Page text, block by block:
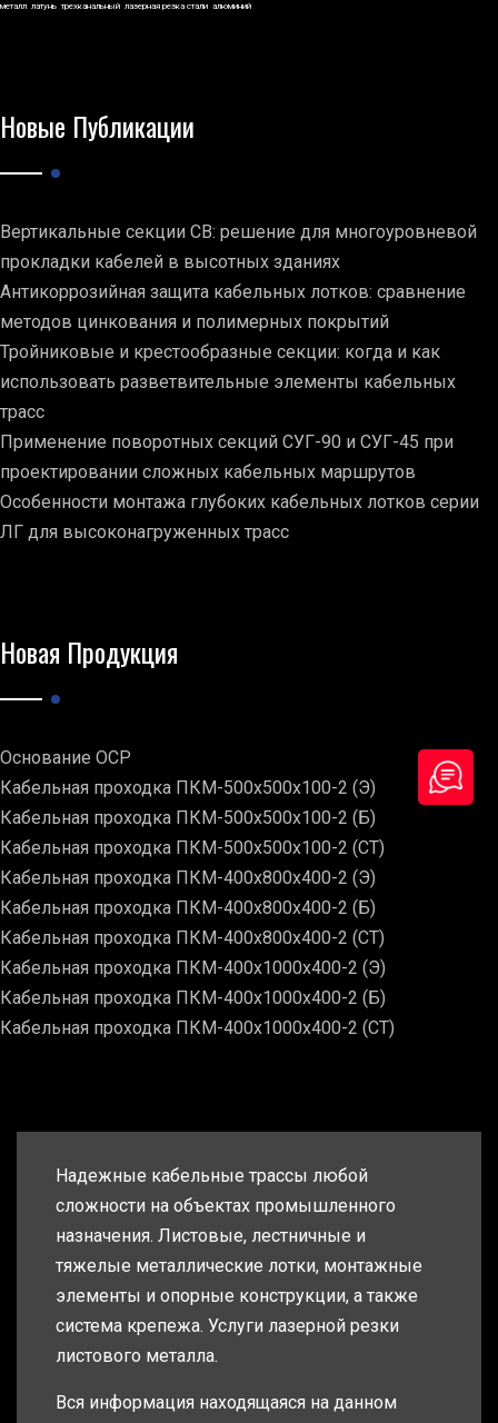
металл латунь трехканальный лазерная резка стали алюминий
Новые Публикации
Вертикальные секции СВ: решение для многоуровневой
прокладки кабелей в высотных зданиях
Антикоррозийная защита кабельных лотков: сравнение
методов цинкования и полимерных покрытий
Тройниковые и крестообразные секции: когда и как
использовать разветвительные элементы кабельных
трасс
Применение поворотных секций СУГ-90 и СУГ-45 при
проектировании сложных кабельных маршрутов
Особенности монтажа глубоких кабельных лотков серии
ЛГ для высоконагруженных трасс
Новая Продукция
Основание ОСР
Кабельная проходка ПКМ-500х500х100-2 (Э)
Кабельная проходка ПКМ-500х500х100-2 (Б)
Кабельная проходка ПКМ-500х500х100-2 (СТ)
Кабельная проходка ПКМ-400х800х400-2 (Э)
Кабельная проходка ПКМ-400х800х400-2 (Б)
Кабельная проходка ПКМ-400х800х400-2 (СТ)
Кабельная проходка ПКМ-400х1000х400-2 (Э)
Кабельная проходка ПКМ-400х1000х400-2 (Б)
Кабельная проходка ПКМ-400х1000х400-2 (СТ)
Надежные кабельные трассы любой
сложности на объектах промышленного
назначения. Листовые, лестничные и
тяжелые металлические лотки, монтажные
элементы и опорные конструкции, а также
система крепежа. Услуги лазерной резки
листового металла.
Вся информация находящаяся на данном